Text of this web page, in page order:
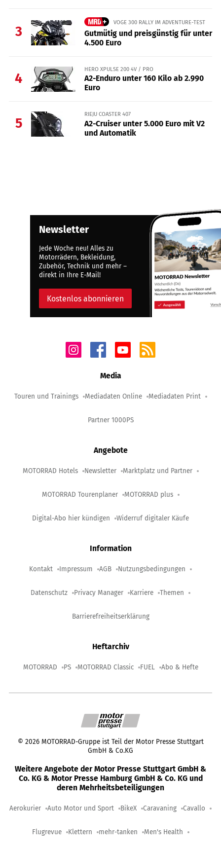
3
VOGE 300 RALLY IM ADVENTURE-TEST
Gutmütig und preisgünstig für unter
4.500 Euro
4
HERO XPULSE 200 4V / PRO
A2-Enduro unter 160 Kilo ab 2.990
Euro
5
RIEJU COASTER 407
A2-Cruiser unter 5.000 Euro mit V2
und Automatik
Newsletter
Jede Woche neu! Alles zu
Motorrädern, Bekleidung,
Zubehör, Technik und mehr –
direkt in Ihre E-Mail!
Kostenlos abonnieren
Media
Touren und Trainings Mediadaten Online Mediadaten Print
Partner 1000PS
Angebote
MOTORRAD Hotels Newsletter Marktplatz und Partner
MOTORRAD Tourenplaner MOTORRAD plus
Digital-Abo hier kündigen Widerruf digitaler Käufe
Information
Kontakt Impressum AGB Nutzungsbedingungen
Datenschutz Privacy Manager Karriere Themen
Barrierefreiheitserklärung
Heftarchiv
MOTORRAD PS MOTORRAD Classic FUEL Abo & Hefte
© 2026 MOTORRAD-Gruppe ist Teil der Motor Presse Stuttgart
GmbH & Co.KG
Weitere Angebote der Motor Presse Stuttgart GmbH &
Co. KG & Motor Presse Hamburg GmbH & Co. KG und
deren Mehrheitsbeteiligungen
Aerokurier Auto Motor und Sport BikeX Caravaning Cavallo
Flugrevue Klettern mehr-tanken Men's Health